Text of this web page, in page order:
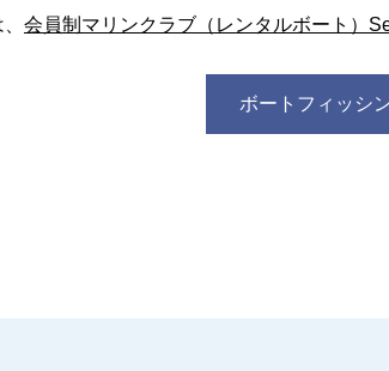
会員制マリンクラブ（レンタルボート）
ボートフィッシ